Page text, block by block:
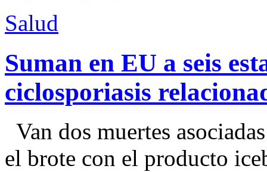
Salud
Suman en EU a seis
ciclosporiasis
Van dos muertes
el brote con el producto